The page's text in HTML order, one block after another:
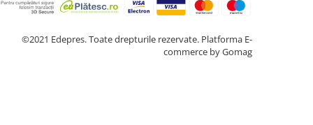
©2021 Edepres. Toate drepturile rezervate. Platforma E-
commerce by Gomag